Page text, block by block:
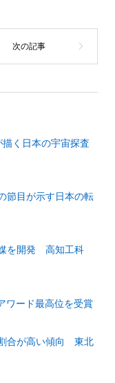
く日本の宇宙探査
節目が示す日本の転
を開発 高知工科
ワード最高位を受賞
合が高い傾向 東北